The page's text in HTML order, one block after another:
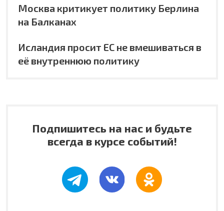
Москва критикует политику Берлина
на Балканах
Исландия просит ЕС не вмешиваться в
её внутреннюю политику
Подпишитесь на нас и будьте
всегда в курсе событий!